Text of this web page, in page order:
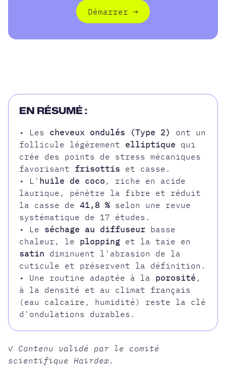
Démarrer →
EN RÉSUMÉ :
• Les cheveux ondulés (Type 2)
ont un
follicule légèrement elliptique qui
crée des points de stress mécaniques
favorisant frisottis et casse.
• L' huile de coco , riche en acide
laurique, pénètre la fibre et réduit
la casse de41,8 % selon une revue
systématique de 17 études.
• Le séchage au diffuseur basse
chaleur, le plopping et la taie en
satin diminuent l'abrasion de la
cuticule et préservent la définition.
• Une routine adaptée à la porosité ,
à la densité et au climat français
(eau calcaire, humidité) reste la clé
d'ondulations durables.
✓ Contenu validé par le comité
scientifique Hairdex.